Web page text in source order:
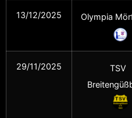
13/12/2025 Olympia
29/11/2025
TSV